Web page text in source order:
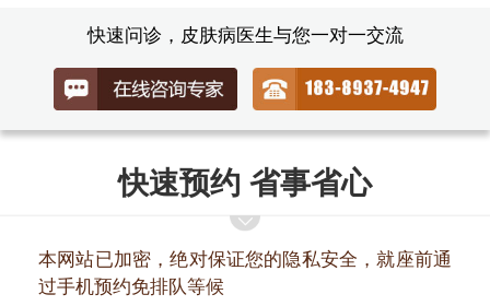
快速问诊，皮肤病医生与您一对一交流
快速预约 省事省心
本网站已加密，绝对保证您的隐私安全，就座前通
过手机预约免排队等候